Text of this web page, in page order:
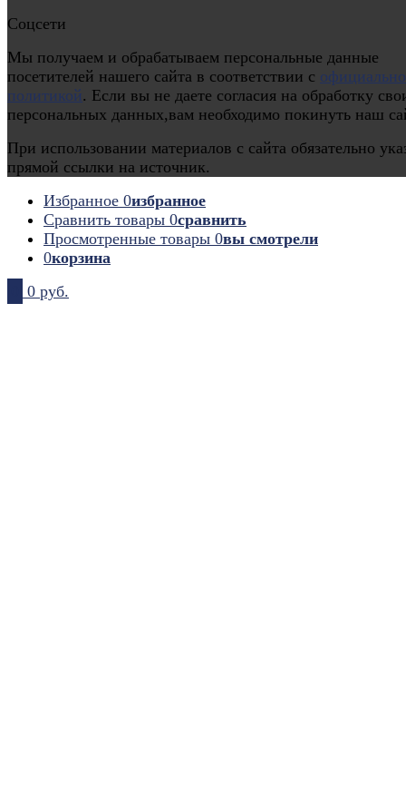
Соцсети
Мы получаем и обрабатываем персональные данные
посетителей нашего сайта в соответствии с
политикой. Если вы не даете согласия на обработку
персональных данных,вам необходимо покинуть наш
При использовании материалов с сайта обязательно
прямой ссылки на источник.
Избранное 0избранное
Сравнить товары 0сравнить
Просмотренные товары 0вы смотрели
0корзина
0 руб.